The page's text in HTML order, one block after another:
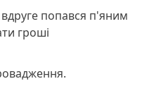
попався п'яним
гроші